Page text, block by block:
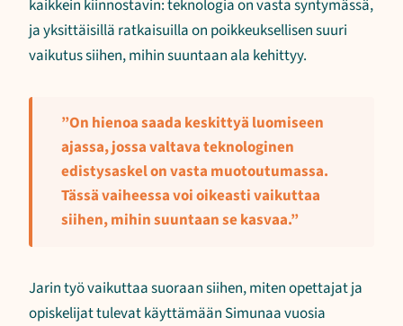
kaikkein kiinnostavin: teknologia on vasta syntymässä,
ja yksittäisillä ratkaisuilla on poikkeuksellisen suuri
vaikutus siihen, mihin suuntaan ala kehittyy.
”On hienoa saada keskittyä luomiseen
ajassa, jossa valtava teknologinen
edistysaskel on vasta muotoutumassa.
Tässä vaiheessa voi oikeasti vaikuttaa
siihen, mihin suuntaan se kasvaa.”
Jarin työ vaikuttaa suoraan siihen, miten opettajat ja
opiskelijat tulevat käyttämään Simunaa vuosia